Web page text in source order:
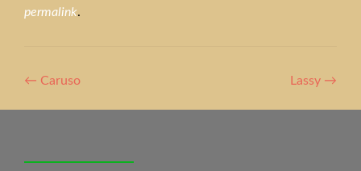
permalink.
Artikel-
Navigation
← Caruso Lassy →